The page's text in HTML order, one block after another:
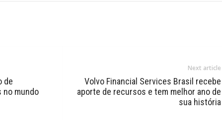
de
no mundo
Next article
Volvo Financial Services Brasil recebe
aporte de recursos e tem melhor ano de
sua história